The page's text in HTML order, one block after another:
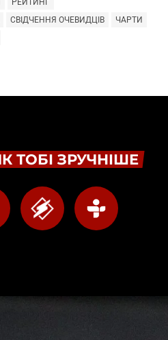
СВІДЧЕННЯ ОЧЕВИДЦІВ
ЧАРТИ
ТОБІ ЗРУЧНІШЕ